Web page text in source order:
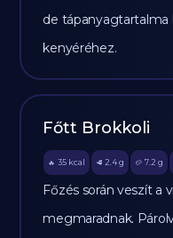
de tápanyagtartalma
kenyéréhez.
Főtt Brokkoli
🔥 35 kcal 🥩 2.4 g 🥔 7.2 g
Főzés során veszít a
megmaradnak.